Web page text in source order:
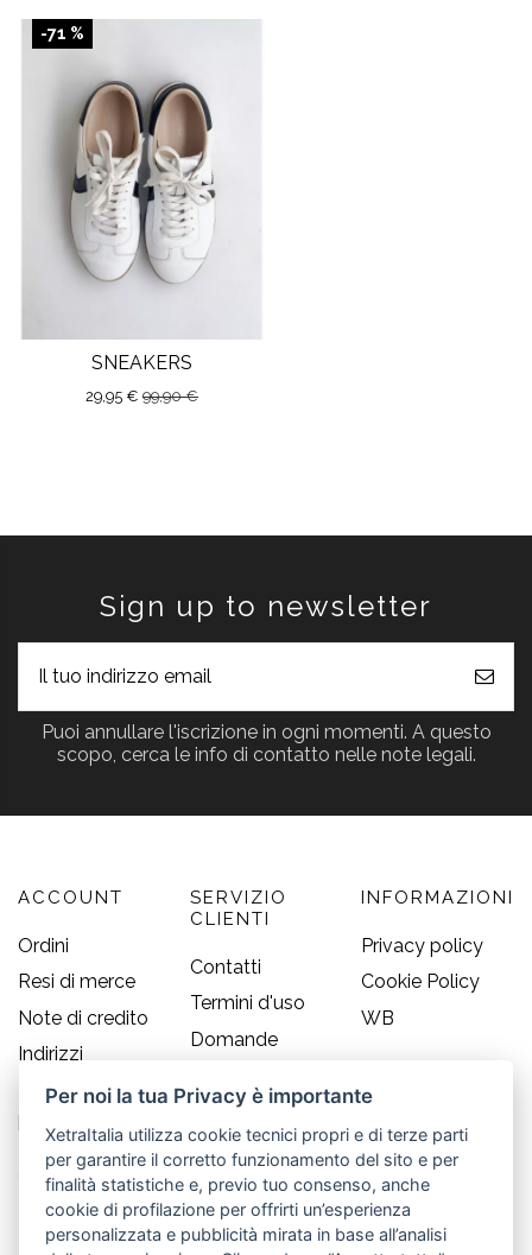
-71 %
SNEAKERS
29,95 € 99,90 €
Sign up to newsletter
Puoi annullare l'iscrizione in ogni momenti. A questo
scopo, cerca le info di contatto nelle note legali.
ACCOUNT
Ordini
Resi di merce
Note di credito
Indirizzi
Informazioni
personali
SERVIZIO
CLIENTI
Contatti
Termini d'uso
Domande
Guida alle
taglie
INFORMAZIONI
Privacy policy
Cookie Policy
WB
CONTATTI
Old England S.r.l.
Per noi la tua Privacy è importante
XetraItalia utilizza cookie tecnici propri e di terze parti
per garantire il corretto funzionamento del sito e per
finalità statistiche e, previo tuo consenso, anche
cookie di profilazione per offrirti un’esperienza
personalizzata e pubblicità mirata in base all’analisi